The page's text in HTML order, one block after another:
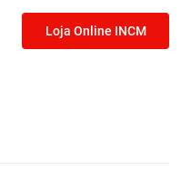
Loja Online INCM